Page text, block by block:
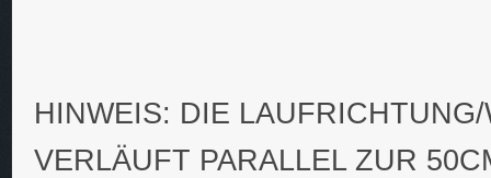
HINWEIS: DIE
VERLÄUFT PARALLEL ZUR